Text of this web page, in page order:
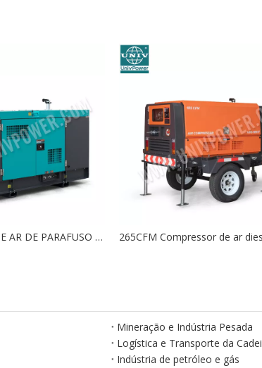
COMPRESSOR DE AR ​​DE PARAFUSO DO MOTOR DIESEL 125CFM
Mineração e Indústria Pesada
Logística e Transporte da
Indústria de petróleo e gás